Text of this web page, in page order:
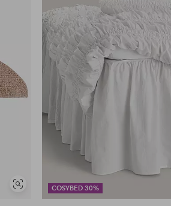
Vis
lignende
COSYBED 30%